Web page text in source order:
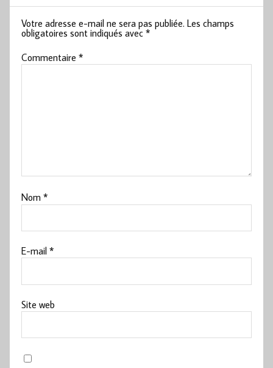
Votre adresse e-mail ne sera pas publiée. Les champs
obligatoires sont indiqués avec*
Commentaire*
Nom*
E-mail*
Site web